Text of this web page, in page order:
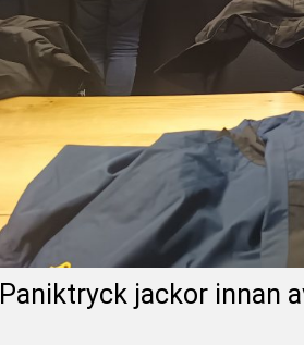
Paniktryck jackor innan